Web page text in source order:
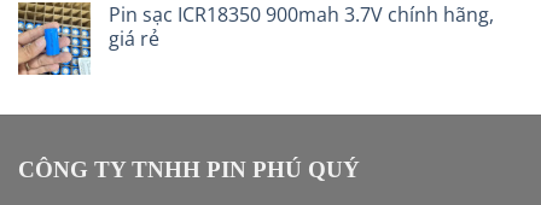
Pin sạc ICR18350 900mah 3.7V chính hãng,
giá rẻ
CÔNG TY TNHH PIN PHÚ QUÝ